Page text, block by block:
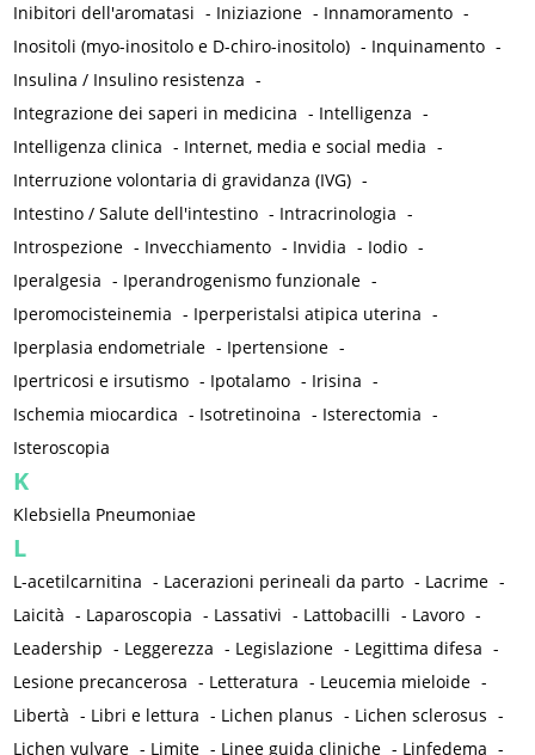
Inibitori dell'aromatasi - Iniziazione - Innamoramento -
Inositoli (myo-inositolo e D-chiro-inositolo) - Inquinamento -
Insulina / Insulino resistenza -
Integrazione dei saperi in medicina - Intelligenza -
Intelligenza clinica - Internet, media e social media -
Interruzione volontaria di gravidanza (IVG) -
Intestino / Salute dell'intestino - Intracrinologia -
Introspezione - Invecchiamento - Invidia - Iodio -
Iperalgesia - Iperandrogenismo funzionale -
Iperomocisteinemia - Iperperistalsi atipica uterina -
Iperplasia endometriale - Ipertensione -
Ipertricosi e irsutismo - Ipotalamo - Irisina -
Ischemia miocardica - Isotretinoina - Isterectomia -
Isteroscopia
K
Klebsiella Pneumoniae
L
L-acetilcarnitina - Lacerazioni perineali da parto - Lacrime -
Laicità - Laparoscopia - Lassativi - Lattobacilli - Lavoro -
Leadership - Leggerezza - Legislazione - Legittima difesa -
Lesione precancerosa - Letteratura - Leucemia mieloide -
Libertà - Libri e lettura - Lichen planus - Lichen sclerosus -
Lichen vulvare - Limite - Linee guida cliniche - Linfedema -